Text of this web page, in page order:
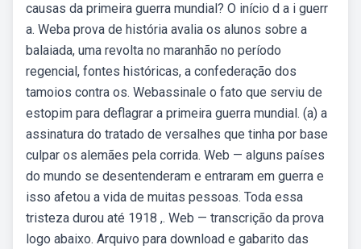
causas da primeira guerra mundial? O início d a i guerr
a. Weba prova de história avalia os alunos sobre a
balaiada, uma revolta no maranhão no período
regencial, fontes históricas, a confederação dos
tamoios contra os. Webassinale o fato que serviu de
estopim para deflagrar a primeira guerra mundial. (a) a
assinatura do tratado de versalhes que tinha por base
culpar os alemães pela corrida. Web — alguns países
do mundo se desentenderam e entraram em guerra e
isso afetou a vida de muitas pessoas. Toda essa
tristeza durou até 1918 ,. Web — transcrição da prova
logo abaixo. Arquivo para download e gabarito das